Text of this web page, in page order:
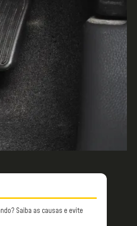
Saiba as causas e evite